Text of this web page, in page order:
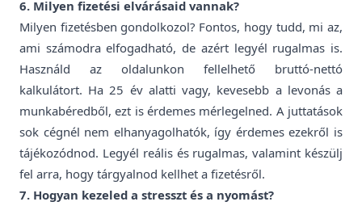
6. Milyen fizetési elvárásaid vannak?
Milyen fizetésben gondolkozol? Fontos, hogy tudd, mi az,
ami számodra elfogadható, de azért legyél rugalmas is.
Használd az oldalunkon fellelhető bruttó-nettó
kalkulátort. Ha 25 év alatti vagy, kevesebb a levonás a
munkabéredből, ezt is érdemes mérlegelned. A juttatások
sok cégnél nem elhanyagolhatók, így érdemes ezekről is
tájékozódnod. Legyél reális és rugalmas, valamint készülj
fel arra, hogy tárgyalnod kellhet a fizetésről.
7. Hogyan kezeled a stresszt és a nyomást?